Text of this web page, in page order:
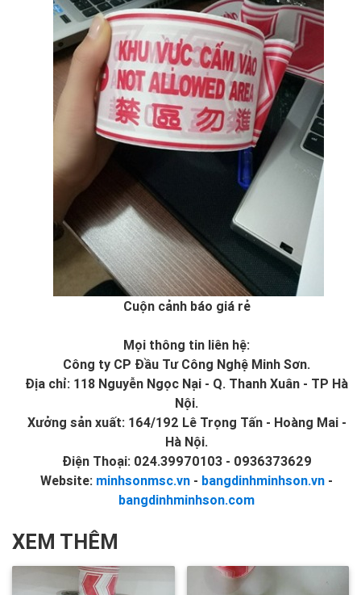
Cuộn cảnh báo giá rẻ
Mọi thông tin liên hệ:
Công ty CP Đầu Tư Công Nghệ Minh Sơn.
Địa chỉ: 118 Nguyễn Ngọc Nại - Q. Thanh Xuân - TP Hà
Nội.
Xưởng sản xuất: 164/192 Lê Trọng Tấn - Hoàng Mai -
Hà Nội.
Điện Thoại: 024.39970103 - 0936373629
Website: minhsonmsc.vn - bangdinhminhson.vn -
bangdinhminhson.com
XEM THÊM